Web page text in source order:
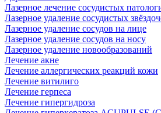
Лазерное лечение сосудистых
Лазерное удаление сосудистых
Лазерное удаление сосудов на лице
Лазерное удаление сосудов на носу
Лазерное удаление новообразований
Лечение акне
Лечение аллергических реакций кожи
Лечение витилиго
Лечение герпеса
Лечение гипергидроза